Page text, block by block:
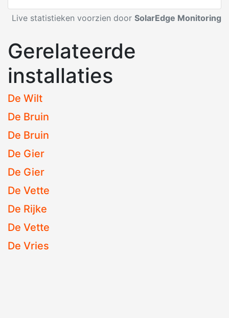
Live statistieken voorzien door SolarEdge Monitoring
Gerelateerde
installaties
De Wilt
De Bruin
De Bruin
De Gier
De Gier
De Vette
De Rijke
De Vette
De Vries